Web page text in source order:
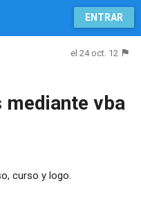
ENTRAR
el 24 oct. 12
vba
curso y logo.